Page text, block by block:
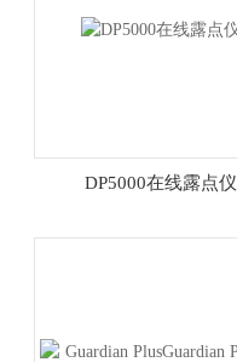
DP5000在线露点仪